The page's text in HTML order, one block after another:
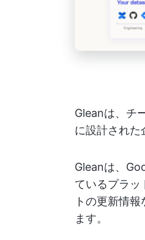
Gleanは、チ
に設計された
Gleanは、
ているプラッ
トの更新情
ます。